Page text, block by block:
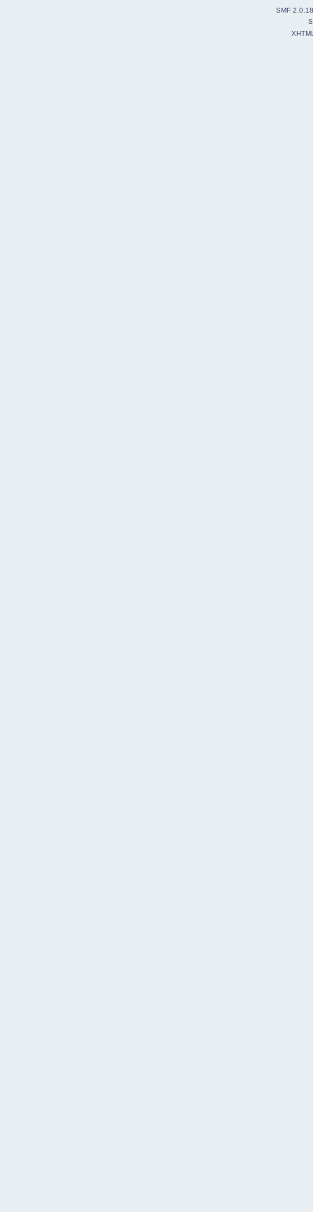
SMF 2.0.18